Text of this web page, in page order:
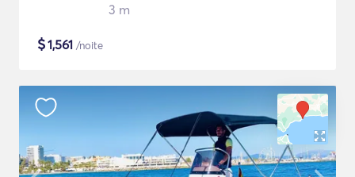
3 m
$1,561 /noite